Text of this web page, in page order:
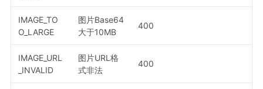
IMAGE_TO
O_LARGE
图片Base64
大于10MB
400
IMAGE_URL
_INVALID
图片URL格
式非法
400